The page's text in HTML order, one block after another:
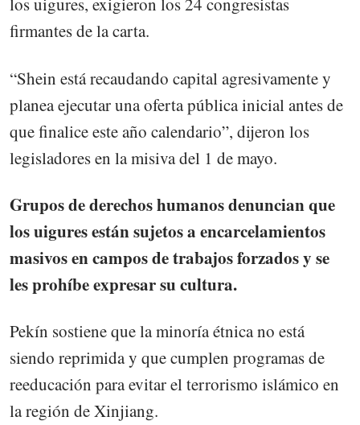
firmantes de la carta.
“Shein está recaudando capital agresivamente y
planea ejecutar una oferta pública inicial antes de
que finalice este año calendario”, dijeron los
legisladores en la misiva del 1 de mayo.
Grupos de derechos humanos denuncian que
los uigures están sujetos a encarcelamientos
masivos en campos de trabajos forzados y se
les prohíbe expresar su cultura.
Pekín sostiene que la minoría étnica no está
siendo reprimida y que cumplen programas de
reeducación para evitar el terrorismo islámico en
la región de Xinjiang.